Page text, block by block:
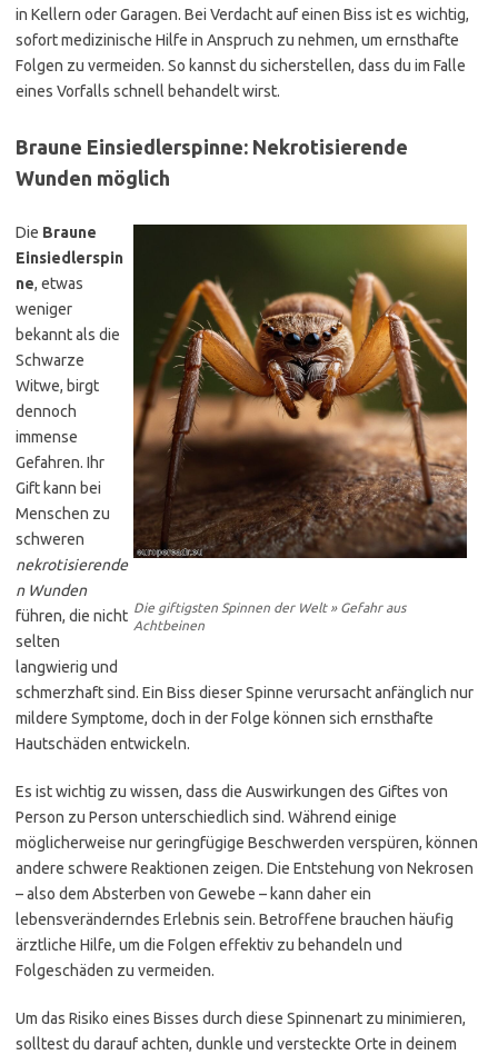
in Kellern oder Garagen. Bei Verdacht auf einen Biss ist es wichtig,
sofort medizinische Hilfe in Anspruch zu nehmen, um ernsthafte
Folgen zu vermeiden. So kannst du sicherstellen, dass du im Falle
eines Vorfalls schnell behandelt wirst.
Braune Einsiedlerspinne: Nekrotisierende
Wunden möglich
Die giftigsten Spinnen der Welt » Gefahr aus
Achtbeinen
Die Braune
Einsiedlerspin
ne, etwas
weniger
bekannt als die
Schwarze
Witwe, birgt
dennoch
immense
Gefahren. Ihr
Gift kann bei
Menschen zu
schweren
nekrotisierende
n Wunden
führen, die nicht
selten
langwierig und
schmerzhaft sind. Ein Biss dieser Spinne verursacht anfänglich nur
mildere Symptome, doch in der Folge können sich ernsthafte
Hautschäden entwickeln.
Es ist wichtig zu wissen, dass die Auswirkungen des Giftes von
Person zu Person unterschiedlich sind. Während einige
möglicherweise nur geringfügige Beschwerden verspüren, können
andere schwere Reaktionen zeigen. Die Entstehung von Nekrosen
– also dem Absterben von Gewebe – kann daher ein
lebensveränderndes Erlebnis sein. Betroffene brauchen häufig
ärztliche Hilfe, um die Folgen effektiv zu behandeln und
Folgeschäden zu vermeiden.
Um das Risiko eines Bisses durch diese Spinnenart zu minimieren,
solltest du darauf achten, dunkle und versteckte Orte in deinem